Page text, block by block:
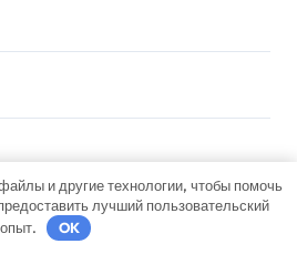
и другие технологии, чтобы помочь
лучший пользовательский
опыт.
OK